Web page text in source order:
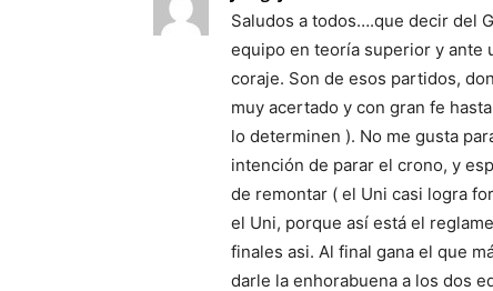
Saludos a todos….que decir del
equipo en teoría superior y ante
coraje. Son de esos partidos,
muy acertado y con gran fe
lo determinen ). No me gusta
intención de parar el crono, y
de remontar ( el Uni casi logra
el Uni, porque así está el
finales asi. Al final gana el que
darle la enhorabuena a los dos